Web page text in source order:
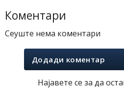
Коментари
Сеуште нема коментари
Додади коментар
Најавете се за да